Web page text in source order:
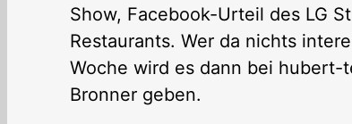
Show, Facebook-Urteil des LG
Restaurants. Wer da nichts
Woche wird es dann bei hubert-
Bronner geben.